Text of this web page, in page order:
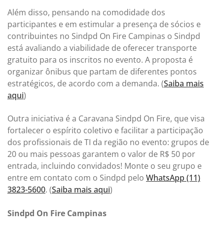
Além disso, pensando na comodidade dos
participantes e em estimular a presença de sócios e
contribuintes no Sindpd On Fire Campinas o Sindpd
está avaliando a viabilidade de oferecer transporte
gratuito para os inscritos no evento. A proposta é
organizar ônibus que partam de diferentes pontos
estratégicos, de acordo com a demanda. (Saiba mais
aqui)
Outra iniciativa é a Caravana Sindpd On Fire, que visa
fortalecer o espírito coletivo e facilitar a participação
dos profissionais de TI da região no evento: grupos de
20 ou mais pessoas garantem o valor de R$ 50 por
entrada, incluindo convidados! Monte o seu grupo e
entre em contato com o Sindpd pelo WhatsApp (11)
3823-5600. (Saiba mais aqui)
Sindpd On Fire Campinas